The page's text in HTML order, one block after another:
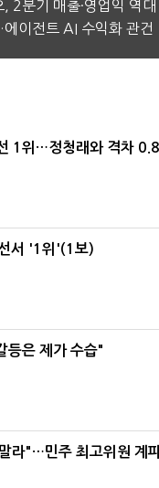
, 2분기 매출·영업익 역대
이전트 AI 수익화 관건
1위…정청래와 격차
서 '1위'(1보)
등은 제가 수습"
라"…민주 최고위원 계